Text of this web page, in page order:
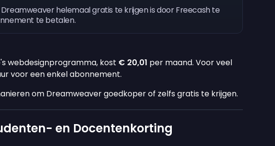
helemaal gratis te krijgen is door Freecash te
te betalen.
webdesignprogramma, kost € 20,01 per maand. Voor veel
voor een enkel abonnement.
om Dreamweaver goedkoper of zelfs gratis te krijgen.
en Docentenkorting